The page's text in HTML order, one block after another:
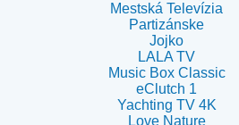
Mestská Televízia
Partizánske
Jojko
LALA TV
Music Box Classic
eClutch 1
Yachting TV 4K
Love Nature